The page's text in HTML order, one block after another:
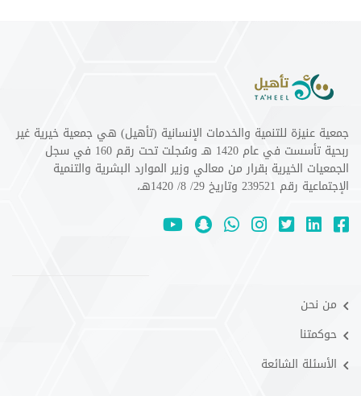
جمعية عنيزة للتنمية والخدمات الإنسانية (تأهيل) هي جمعية خيرية غير
ربحية تأسست في عام 1420 هـ وسُجلت تحت رقم 160 في سجل
الجمعيات الخيرية بقرار من معالي وزير الموارد البشرية والتنمية
الإجتماعية رقم 239521 وتاريخ 29/ 8/ 1420هـ،
من نحن
حوكمتنا
الأسئلة الشائعة